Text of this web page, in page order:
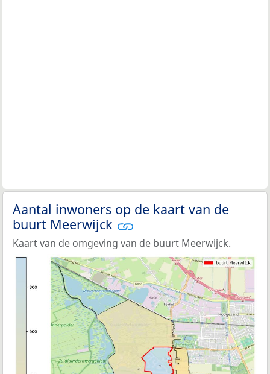
Aantal inwoners op de kaart van de
buurt Meerwijck
Kaart van de omgeving van de buurt Meerwijck.